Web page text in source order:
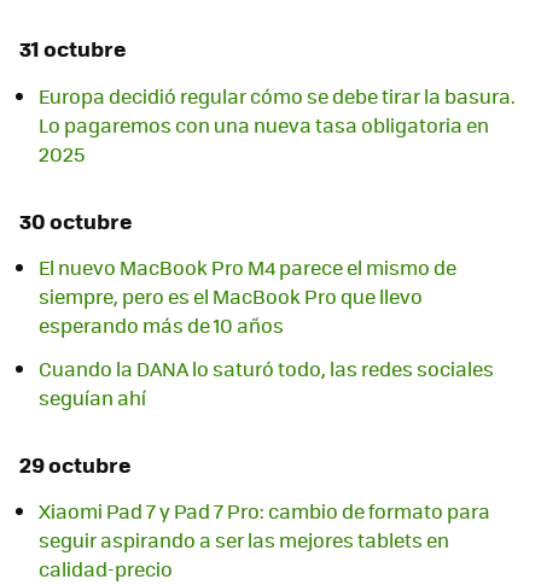
31 octubre
Europa decidió regular cómo se debe tirar la basura.
Lo pagaremos con una nueva tasa obligatoria en
2025
30 octubre
El nuevo MacBook Pro M4 parece el mismo de
siempre, pero es el MacBook Pro que llevo
esperando más de 10 años
Cuando la DANA lo saturó todo, las redes sociales
seguían ahí
29 octubre
Xiaomi Pad 7 y Pad 7 Pro: cambio de formato para
seguir aspirando a ser las mejores tablets en
calidad-precio